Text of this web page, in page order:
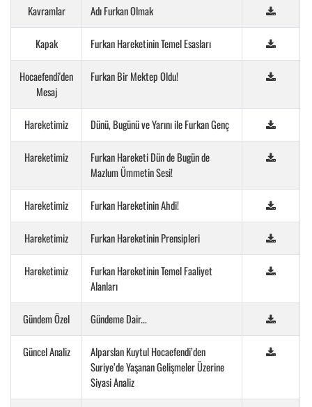
Kavramlar Adı Furkan Olmak
Kapak Furkan Hareketinin Temel Esasları
Hocaefendi'den
Mesaj
Furkan Bir Mektep Oldu!
Hareketimiz Dünü, Bugünü ve Yarını ile Furkan Genç
Hareketimiz
Furkan Hareketi Dün de Bugün de
Mazlum Ümmetin Sesi!
Hareketimiz Furkan Hareketinin Ahdi!
Hareketimiz Furkan Hareketinin Prensipleri
Hareketimiz
Furkan Hareketinin Temel Faaliyet
Alanları
Gündem Özel Gündeme Dair...
Güncel Analiz
Alparslan Kuytul Hocaefendi’den
Suriye’de Yaşanan Gelişmeler Üzerine
Siyasi Analiz